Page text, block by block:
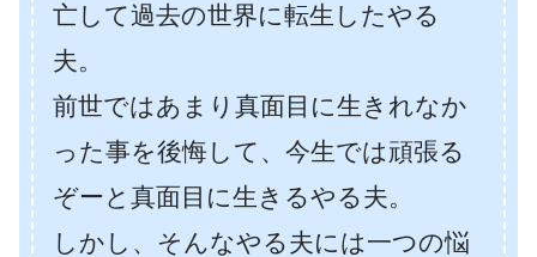
亡して過去の世界に転生したやる
夫。
前世ではあまり真面目に生きれなか
った事を後悔して、今生では頑張る
ぞーと真面目に生きるやる夫。
しかし、そんなやる夫には一つの悩